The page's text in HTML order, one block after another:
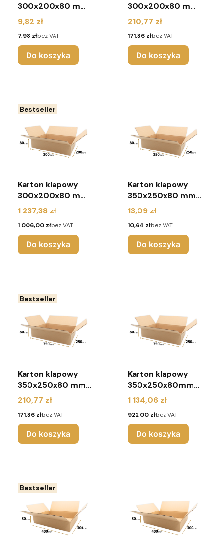
300x200x80 mm
(pakiet 10 sztuk)
Cena
9,82 zł
Cena
7,98 złbez VAT
Do koszyka
300x200x80 mm
(pakiet 240 sztuk)
Cena
210,77 zł
Cena
171,36 złbez VAT
Do koszyka
Bestseller
Karton klapowy
300x200x80 mm
(paleta 1800
sztuk)
Cena
1 237,38 zł
Cena
1 006,00 złbez VAT
Do koszyka
Karton klapowy
350x250x80 mm
(pakiet 10 sztuk)
Cena
13,09 zł
Cena
10,64 złbez VAT
Do koszyka
Bestseller
Karton klapowy
350x250x80 mm
(pakiet 180 sztuk)
Cena
210,77 zł
Cena
171,36 złbez VAT
Do koszyka
Karton klapowy
350x250x80mm
(paleta 1200
sztuk)
Cena
1 134,06 zł
Cena
922,00 złbez VAT
Do koszyka
Bestseller